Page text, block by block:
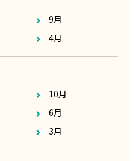
9月
4月
10月
6月
3月